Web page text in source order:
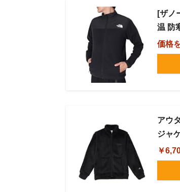
[ザノ
温 防
価格
アウ
ジャ
￥